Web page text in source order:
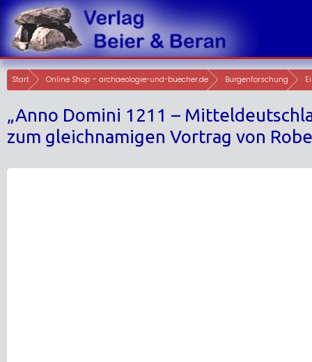
Skip
to
content
Start Online Shop – archaeologie-und-buecher.de Burgenforschung
„Anno Domini 1211 –
zum gleichnamigen Vortrag von